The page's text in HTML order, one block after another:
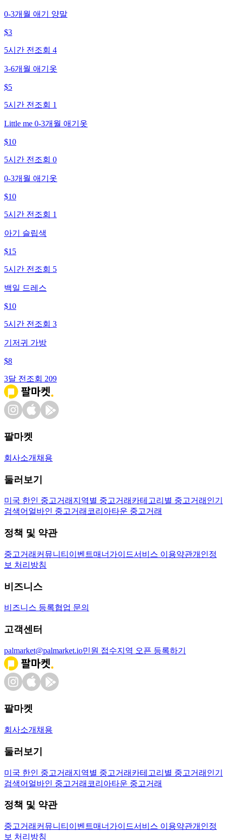
0-3개월 애기 양말
$3
5시간 전 조회 4
3-6개월 애기옷
$5
5시간 전 조회 1
Little me 0-3개월 애기옷
$10
5시간 전 조회 0
0-3개월 애기옷
$10
5시간 전 조회 1
아기 슬립색
$15
5시간 전 조회 5
백일 드레스
$10
5시간 전 조회 3
기저귀 가방
$8
3달 전 조회 209
팔마켓
회사소개 채용
둘러보기
미국 한인 중고거래 지역별 중고거래 카테고리별 중고거래 인기
검색어 얼바인 중고거래 코리아타운 중고거래
정책 및 약관
중고거래 커뮤니티 이벤트매너가이드서비스 이용약관개인정
보 처리방침
비즈니스
비즈니스 등록협업 문의
고객센터
palmarket@palmarket.io민원 접수지역 오픈 등록하기
팔마켓
회사소개 채용
둘러보기
미국 한인 중고거래 지역별 중고거래 카테고리별 중고거래 인기
검색어 얼바인 중고거래 코리아타운 중고거래
정책 및 약관
중고거래 커뮤니티 이벤트매너가이드서비스 이용약관개인정
보 처리방침